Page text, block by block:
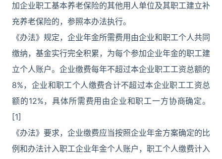
加企业职工基本养老保险的其他用人单位及其职工建立补
充养老保险的，参照本办法执行。
《办法》规定，企业年金所需费用由企业和职工个人共同
缴纳，基金实行完全积累，为每个参加企业年金的职工建
立个人账户。企业缴费每年不超过本企业职工工资总额的
8%，企业和职工个人缴费合计不超过本企业职工工资总
额的12%，具体所需费用由企业和职工一方协商确定。
[1]
《办法》要求，企业缴费应当按照企业年金方案确定的比
例和办法计入职工企业年金个人账户，职工个人缴费计入